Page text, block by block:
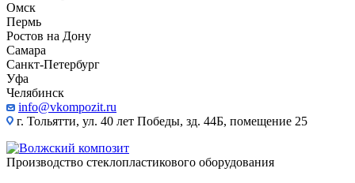
Омск
Пермь
Ростов на Дону
Самара
Санкт-Петербург
Уфа
Челябинск
info@vkompozit.ru
г. Тольятти, ул. 40 лет Победы, зд. 44Б, помещение 25
Производство стеклопластикового оборудования